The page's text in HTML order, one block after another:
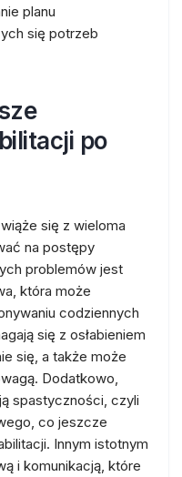
planu
się potrzeb
po
się z wieloma
na postępy
problemów jest
która może
codziennych
się z osłabieniem
się, a także może
Dodatkowo,
spastyczności, czyli
co jeszcze
Innym istotnym
i komunikacją, które